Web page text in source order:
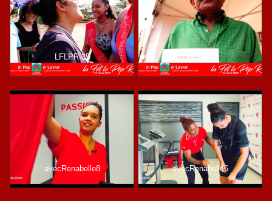
LFLPR-35 LFLPR-70
avecRenabelle8 avecRenabelle6